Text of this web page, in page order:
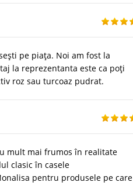
pe piața. Noi am fost la
la reprezentanta este ca poți
roz sau turcoaz pudrat.
mult mai frumos în realitate
clasic în casele
pentru produsele pe care